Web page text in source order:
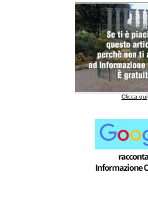
Clicca qui